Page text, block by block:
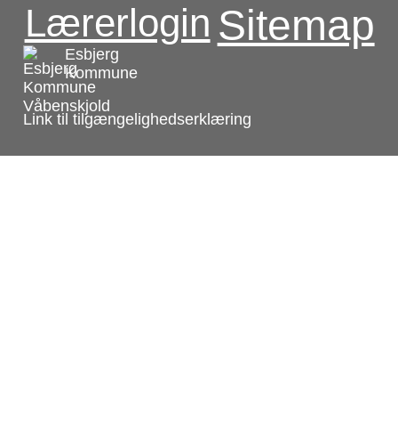
Sitemap
Lærerlogin
Esbjerg
Kommune
Link til tilgængelighedserklæring